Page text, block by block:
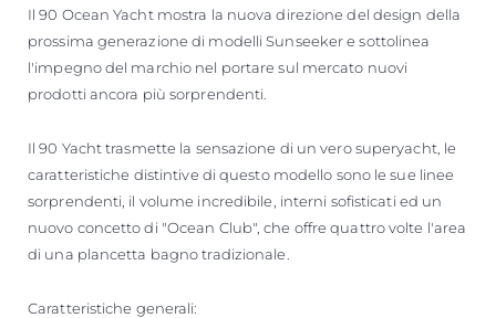
Il 90 Ocean Yacht mostra la nuova direzione del design della
prossima generazione di modelli Sunseeker e sottolinea
l'impegno del marchio nel portare sul mercato nuovi
prodotti ancora più sorprendenti.
Il 90 Yacht trasmette la sensazione di un vero superyacht, le
caratteristiche distintive di questo modello sono le sue linee
sorprendenti, il volume incredibile, interni sofisticati ed un
nuovo concetto di "Ocean Club", che offre quattro volte l'area
di una plancetta bagno tradizionale.
Caratteristiche generali: